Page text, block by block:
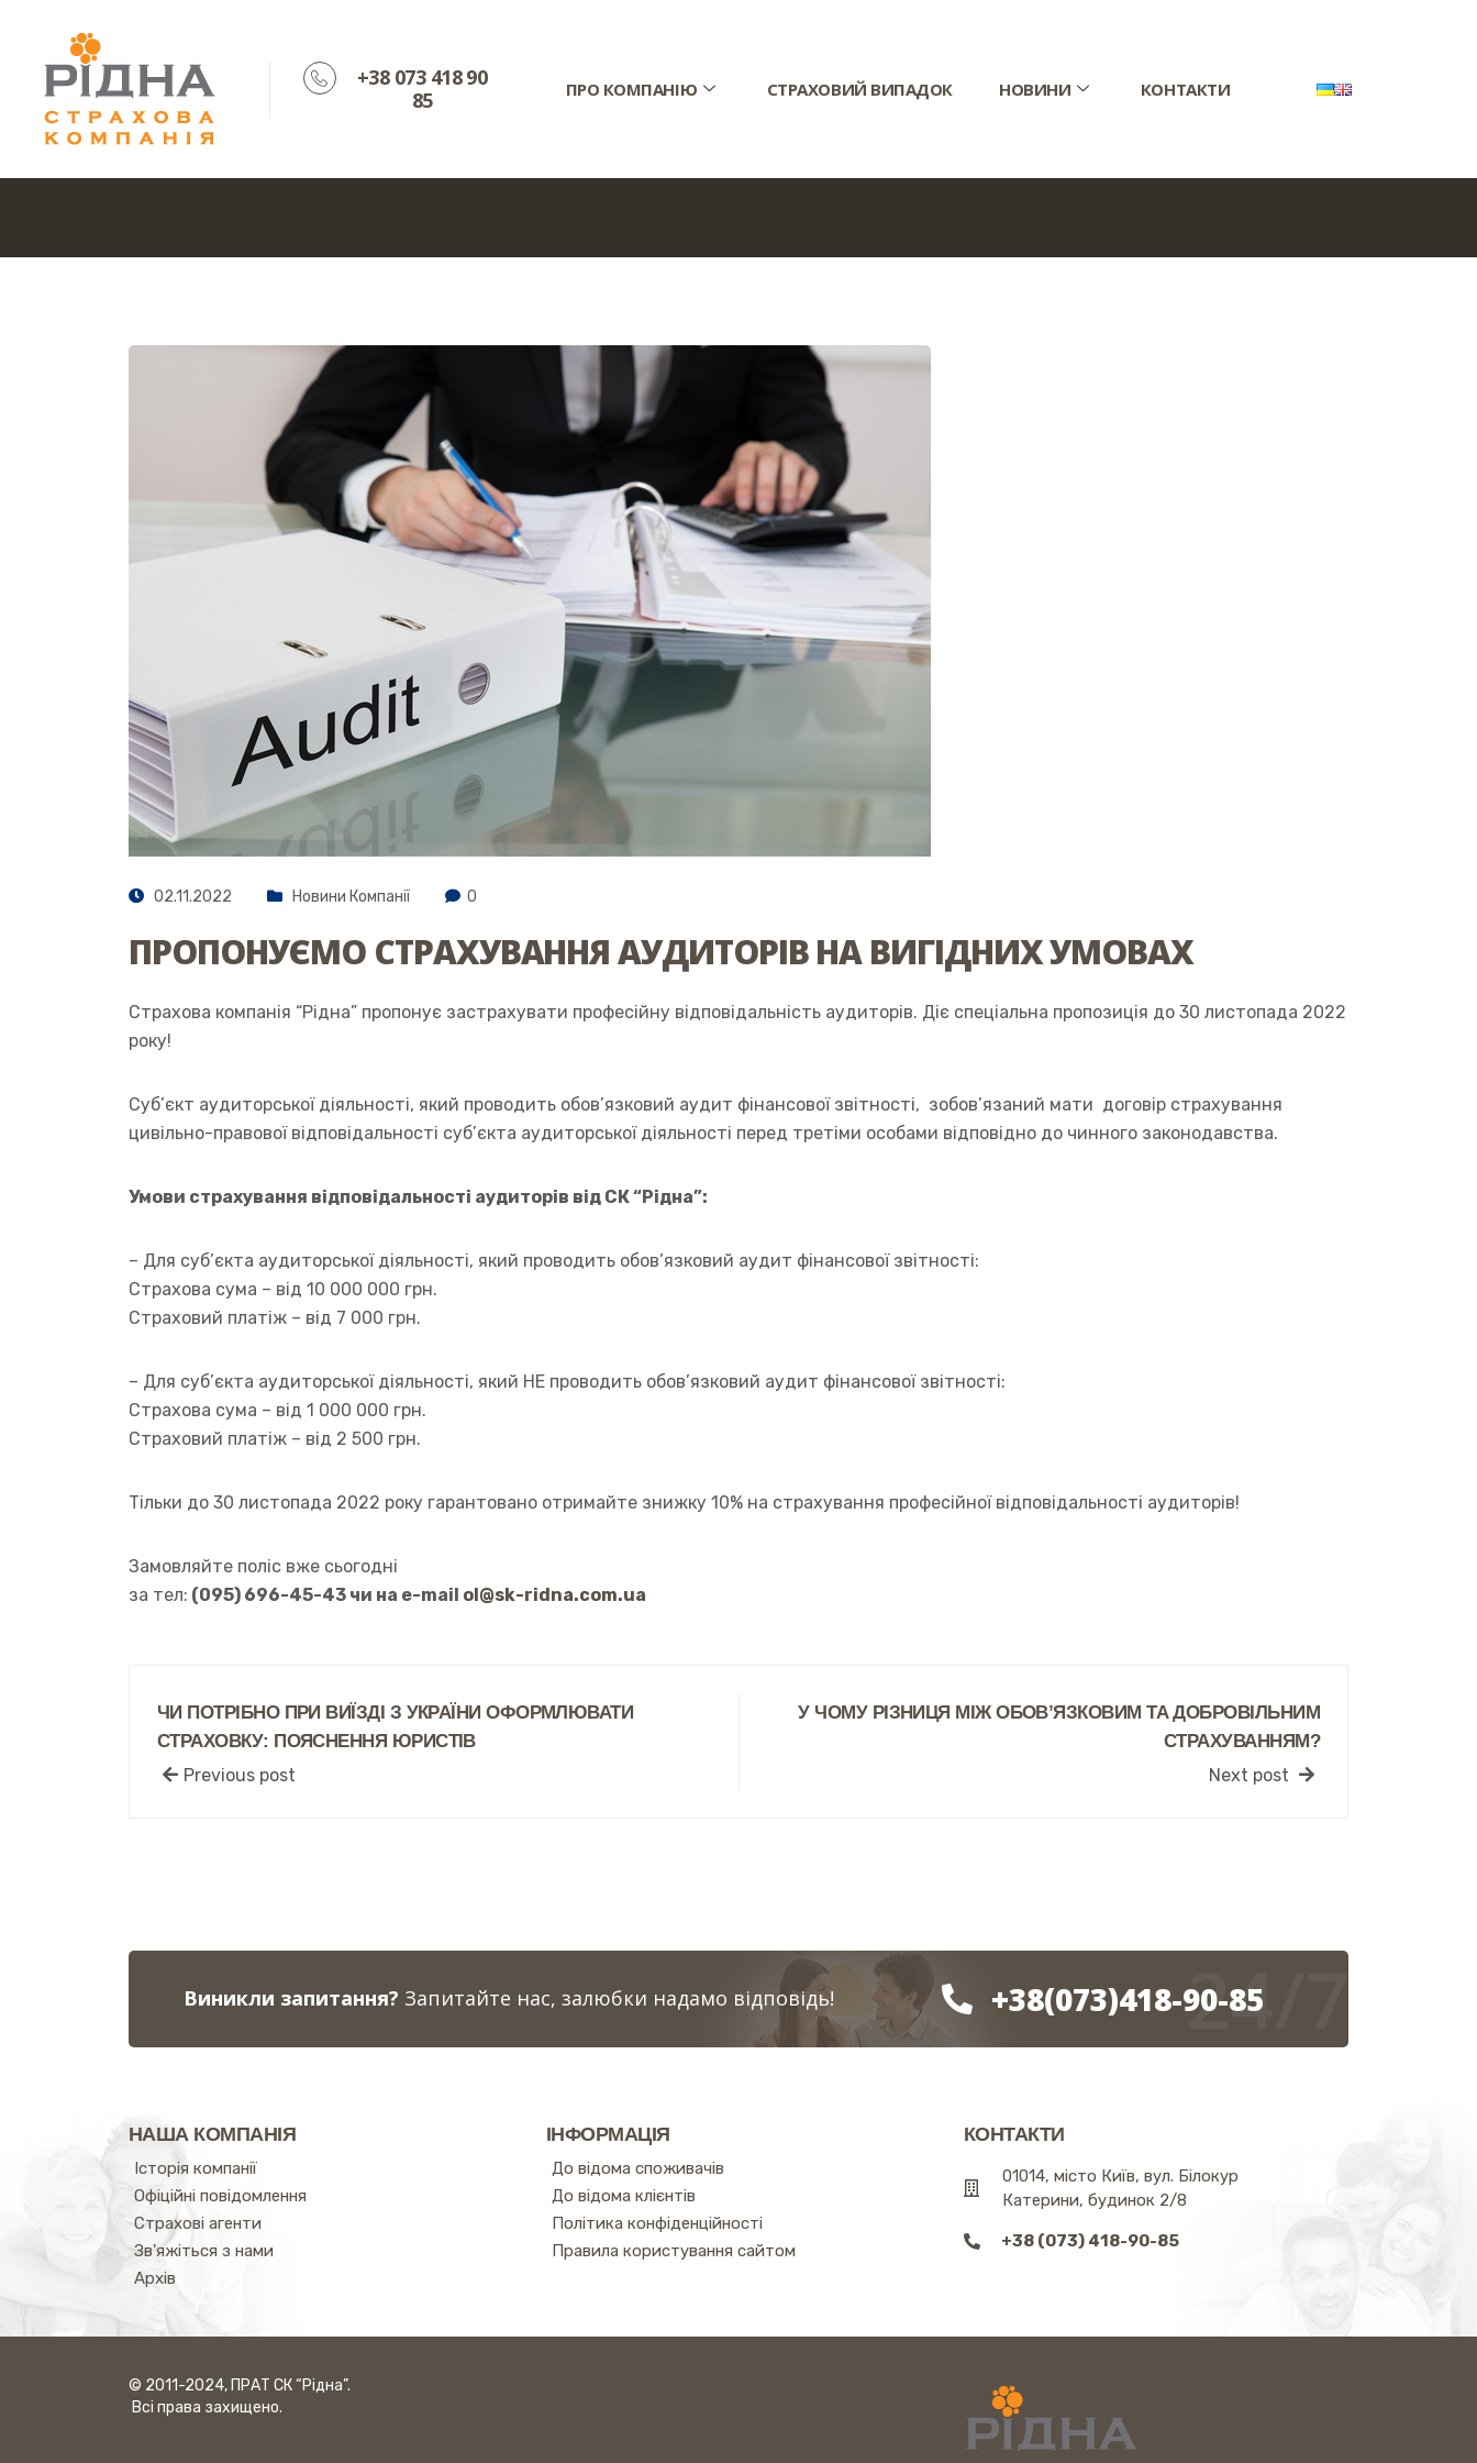
+38 073 418 90
85
ПРО КОМПАНІЮ СТРАХОВИЙ ВИПАДОК НОВИНИ КОНТАКТИ
02.11.2022 Новини Компанії 0
ПРОПОНУЄМО СТРАХУВАННЯ АУДИТОРІВ НА ВИГІДНИХ УМОВАХ
Страхова компанія “Рідна” пропонує застрахувати професійну відповідальність аудиторів. Діє спеціальна пропозиція до 30 листопада 2022
року!
Суб’єкт аудиторської діяльності, який проводить обов’язковий аудит фінансової звітності, зобов’язаний мати договір страхування
цивільно-правової відповідальності суб’єкта аудиторської діяльності перед третіми особами відповідно до чинного законодавства.
Умови страхування відповідальності аудиторів від СК “Рідна”:
– Для суб’єкта аудиторської діяльності, який проводить обов’язковий аудит фінансової звітності:
Страхова сума – від 10 000 000 грн.
Страховий платіж – від 7 000 грн.
– Для суб’єкта аудиторської діяльності, який НЕ проводить обов’язковий аудит фінансової звітності:
Страхова сума – від 1 000 000 грн.
Страховий платіж – від 2 500 грн.
Тільки до 30 листопада 2022 року гарантовано отримайте знижку 10% на страхування професійної відповідальності аудиторів!
Замовляйте поліс вже сьогодні
за тел: (095) 696-45-43 чи на e-mail ol@sk-ridna.com.ua
ЧИ ПОТРІБНО ПРИ ВИЇЗДІ З УКРАЇНИ ОФОРМЛЮВАТИ
СТРАХОВКУ: ПОЯСНЕННЯ ЮРИСТІВ
Previous post
У ЧОМУ РІЗНИЦЯ МІЖ ОБОВ’ЯЗКОВИМ ТА ДОБРОВІЛЬНИМ
СТРАХУВАННЯМ?
Next post
Виникли запитання? Запитайте нас, залюбки надамо відповідь! +38(073)418-90-85
24/7
НАША КОМПАНІЯ
Історія компанії
Офіційні повідомлення
Страхові агенти
Зв'яжіться з нами
Архів
ІНФОРМАЦІЯ
До відома споживачів
До відома клієнтів
Політика конфіденційності
Правила користування сайтом
КОНТАКТИ
01014, місто Київ, вул. Білокур
Катерини, будинок 2/8
+38 (073) 418-90-85
© 2011-2024, ПРАТ СК “Рідна”.
Всі права захищено.